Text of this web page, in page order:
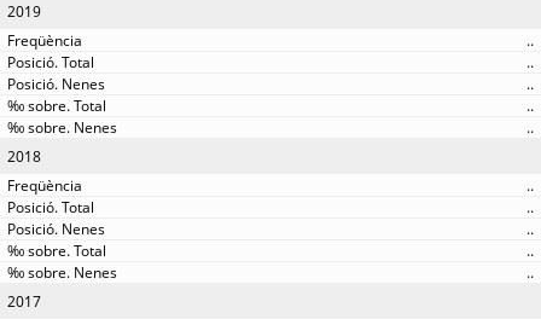
2019
..
..
..
..
..
2018
..
..
..
..
..
2017